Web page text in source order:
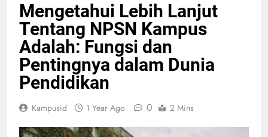
Mengetahui Lebih Lanjut
Tentang NPSN Kampus
Adalah: Fungsi dan
Pentingnya dalam Dunia
Pendidikan
Kampusid 1 Year Ago 0 2 Mins